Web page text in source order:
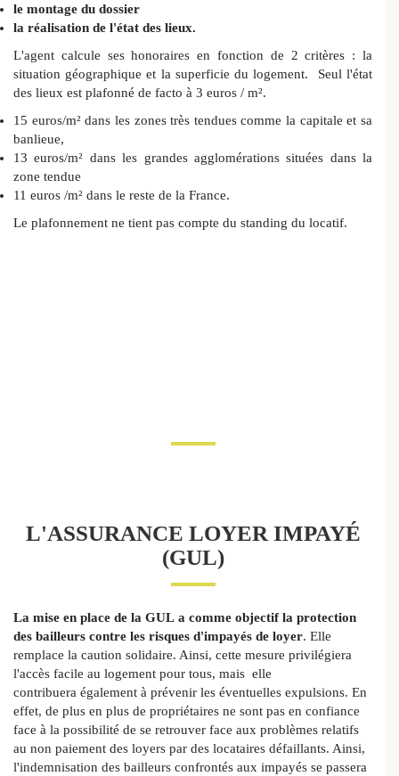
le montage du dossier
la réalisation de l'état des lieux.
L'agent calcule ses honoraires en fonction de 2 critères : la
situation géographique et la superficie du logement. Seul l'état
des lieux est plafonné de facto à 3 euros / m².
15 euros/m² dans les zones très tendues comme la capitale et sa
banlieue,
13 euros/m² dans les grandes agglomérations situées dans la
zone tendue
11 euros /m² dans le reste de la France.
Le plafonnement ne tient pas compte du standing du locatif.
L'ASSURANCE LOYER IMPAYÉ
(GUL)
La mise en place de la GUL a comme objectif la protection
des bailleurs contre les risques d'impayés de loyer. Elle
remplace la caution solidaire. Ainsi, cette mesure privilégiera
l'accès facile au logement pour tous, mais elle
contribuera également à prévenir les éventuelles expulsions. En
effet, de plus en plus de propriétaires ne sont pas en confiance
face à la possibilité de se retrouver face aux problèmes relatifs
au non paiement des loyers par des locataires défaillants. Ainsi,
l'indemnisation des bailleurs confrontés aux impayés se passera